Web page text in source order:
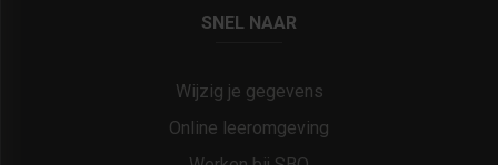
SNEL NAAR
Wijzig je gegevens
Online leeromgeving